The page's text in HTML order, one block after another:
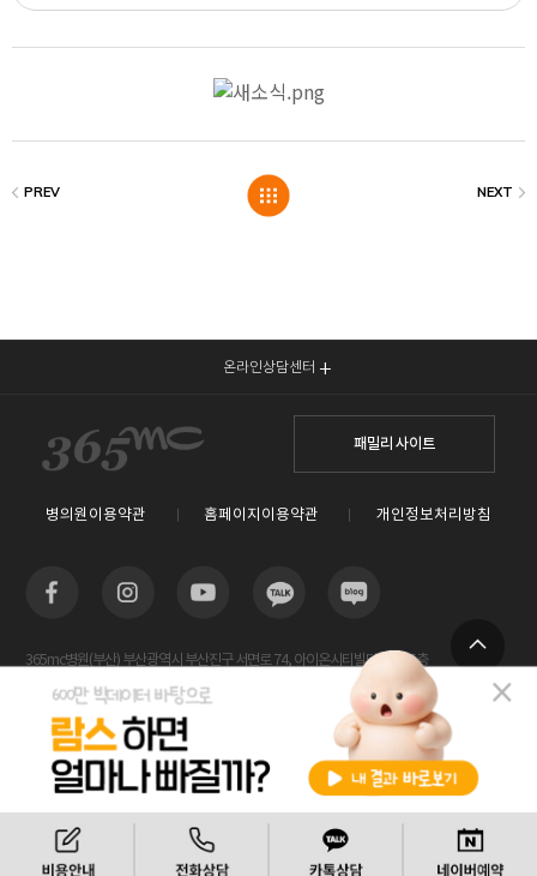
TOP
비용안내 전화상담 카톡상담
온라인상담센터
패밀리 사이트
병의원이용약관 홈페이지이용약관 개인정보처리방침
365mc병원(부산) 부산광역시 부산진구 서면로 74, 아이온시티빌딩 13~15층
사업자등록번호 : 605-26-86822 / 박윤찬, 김남철 / 대표전화번호 / 1577-3653
람스 스페셜센터(해운대) 부산광역시 해운대구 센텀2로 20(우동) 센텀타워메디컬 14층
사업자등록번호 : 209-24-42511 / 서성훈
홈페이지관리 (주)365mc / 서울특별시 서초구 서초대로52길 7, 3~4층(서초동, 제일빌딩) /
120-87-04354 / 김남철
Copyright 2019 ⓒ 365mc Diet Clinic All rights reserved.